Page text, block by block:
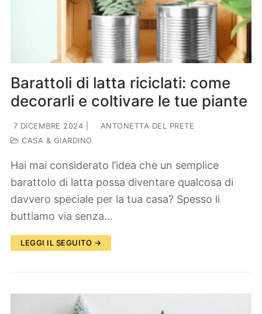
Barattoli di latta riciclati: come
decorarli e coltivare le tue piante
7 DICEMBRE 2024
ANTONETTA DEL PRETE
CASA & GIARDINO
Hai mai considerato l’idea che un semplice
barattolo di latta possa diventare qualcosa di
davvero speciale per la tua casa? Spesso li
buttiamo via senza…
LEGGI IL SEGUITO →